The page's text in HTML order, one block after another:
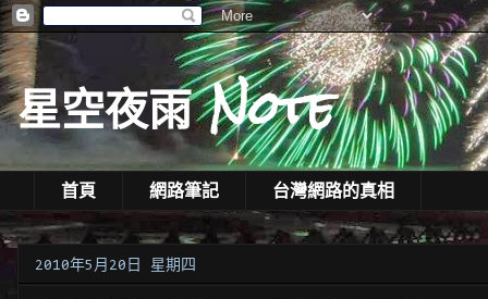
星空夜雨 Note
首頁 網路筆記 台灣網路的真相
2010年5月20日 星期四